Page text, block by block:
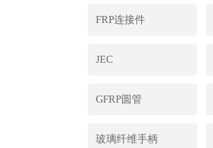
FRP连接件
JEC
GFRP圆管
玻璃纤维手柄